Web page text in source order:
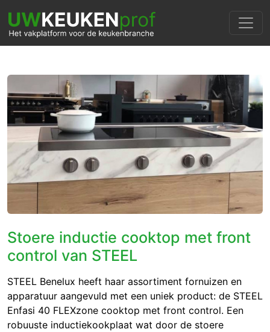
Stoere inductie cooktop met front
control van STEEL
STEEL Benelux heeft haar assortiment fornuizen en
apparatuur aangevuld met een uniek product: de STEEL
Enfasi 40 FLEXzone cooktop met front control. Een
robuuste inductiekookplaat wat door de stoere